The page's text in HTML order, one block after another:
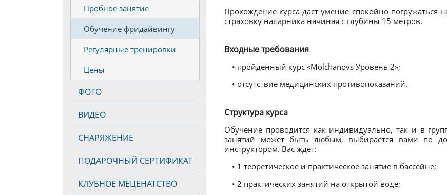
Пробное занятие
Обучение фридайвингу
Регулярные тренировки
Цены
ФОТО
ВИДЕО
СНАРЯЖЕНИЕ
ПОДАРОЧНЫЙ СЕРТИФИКАТ
КЛУБНОЕ МЕЦЕНАТСТВО
Прохождение курса даст умение спокойно погружаться
страховку напарника начиная с глубины 15 метров.
Входные требования
• пройденный курс «Molchanovs Уровень 2»;
• отсутствие медицинских противопоказаний.
Структура курса
Обучение проводится как индивидуально, так и в
занятий может быть любым, выбирается вами по
инструктором. Вас ждет:
• 1 теоретическое и практическое занятие в бассейне;
• 2 практических занятий на открытой воде;